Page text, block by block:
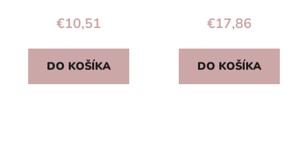
€10,51
DO KOŠÍKA
€17,86
DO KOŠÍKA